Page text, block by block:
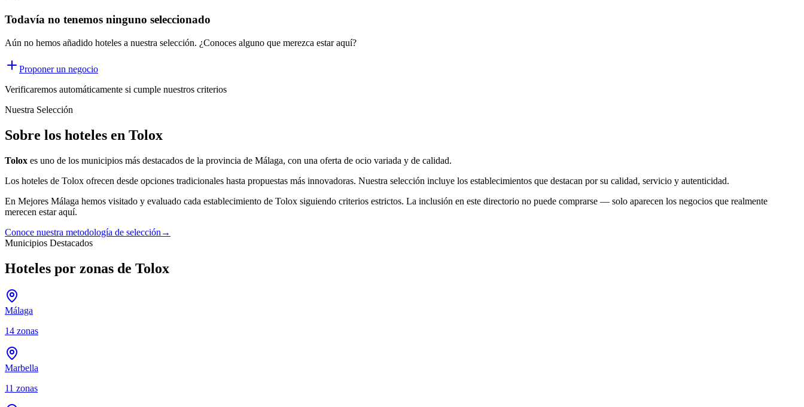
Todavía no tenemos ninguno seleccionado
Aún no hemos añadido hoteles a nuestra selección. ¿Conoces alguno que merezca estar aquí?
Proponer un negocio
Verificaremos automáticamente si cumple nuestros criterios
Nuestra Selección
Sobre los hoteles en Tolox
Tolox es uno de los municipios más destacados de la provincia de Málaga, con una oferta de ocio variada y de calidad.
Los hoteles de Tolox ofrecen desde opciones tradicionales hasta propuestas más innovadoras. Nuestra selección incluye los establecimientos que destacan por su calidad, servicio y autenticidad.
En Mejores Málaga hemos visitado y evaluado cada establecimiento de Tolox siguiendo criterios estrictos. La inclusión en este directorio no puede comprarse — solo aparecen los negocios que realmente
merecen estar aquí.
Conoce nuestra metodología de selección →
Municipios Destacados
Hoteles por zonas de Tolox
Málaga
14 zonas
Marbella
11 zonas